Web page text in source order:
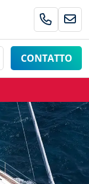
CONTATTO